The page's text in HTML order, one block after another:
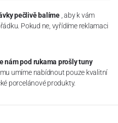
pečlivě balíme , aby k vám
Pokud ne, vyřídíme reklamaci
nám pod rukama prošly tuny
umíme nabídnout pouze kvalitní
porcelánové produkty.